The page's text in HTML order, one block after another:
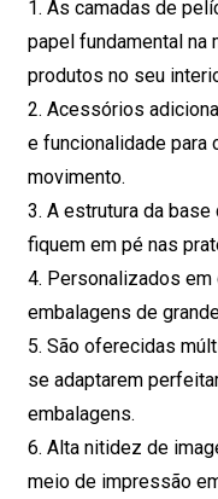
1. As camadas de
papel fundamental na
produtos no seu
2. Acessórios
e funcionalidade para
movimento.
3. A estrutura da
fiquem em pé nas
4. Personalizados
embalagens de
5. São oferecidas
se adaptarem
embalagens.
6. Alta nitidez de
meio de impressão